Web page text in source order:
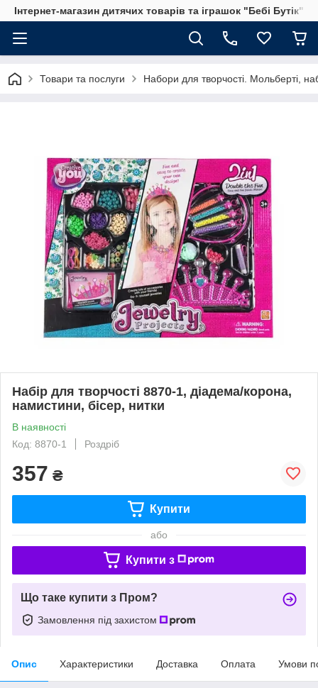
Інтернет-магазин дитячих товарів та іграшок "Бебі Бутік"
Товари та послуги Набори для творчості. Мольберті,
Набір для творчості 8870-1, діадема/корона,
намистини, бісер, нитки
В наявності
Код: 8870-1
Роздріб
357 ₴
Купити
або
Купити з
Що таке купити з Пром?
Замовлення під захистом
Опис Характеристики Доставка Оплата Умови